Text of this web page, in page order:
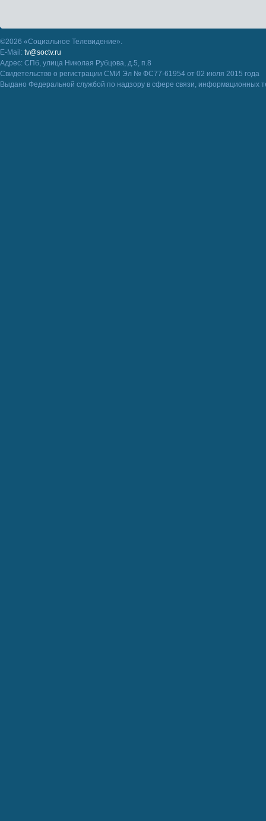
©2026 «Социальное Телевидение».
E-Mail: tv@soctv.ru
Адрес: СПб, улица Николая Рубцова, д.5, п.8
Свидетельство о регистрации СМИ Эл № ФС77-61954 от 02 июля 2015 года
Выдано Федеральной службой по надзору в сфере связи, информационных